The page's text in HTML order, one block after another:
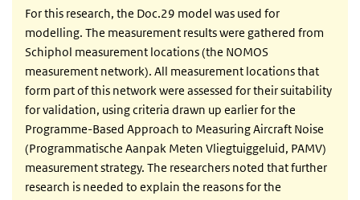
For this research, the Doc.29 model was used for
modelling. The measurement results were gathered from
Schiphol measurement locations (the NOMOS
measurement network). All measurement locations that
form part of this network were assessed for their suitability
for validation, using criteria drawn up earlier for the
Programme-Based Approach to Measuring Aircraft Noise
(Programmatische Aanpak Meten Vliegtuiggeluid, PAMV)
measurement strategy. The researchers noted that further
research is needed to explain the reasons for the